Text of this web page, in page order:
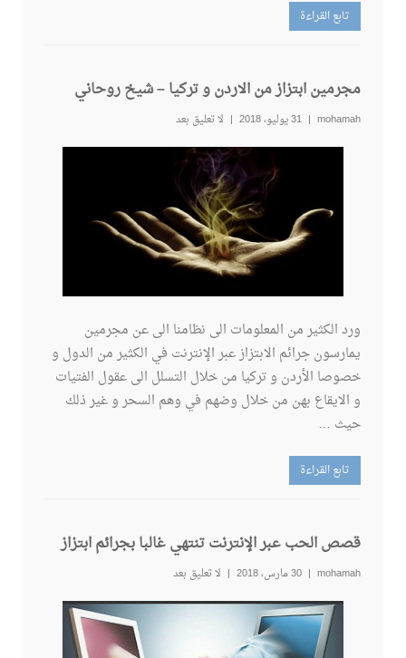
تابع القراءة
مجرمين ابتزاز من الاردن و تركيا – شيخ روحاني
mohamah 31 يوليو، 2018 لا تعليق بعد
ورد الكثير من المعلومات الى نظامنا الى عن مجرمين
يمارسون جرائم الابتزاز عبر الإنترنت في الكثير من الدول و
خصوصا الأردن و تركيا من خلال التسلل الى عقول الفتيات
و الايقاع بهن من خلال وضهم في وهم السحر و غير ذلك
حيث …
تابع القراءة
قصص الحب عبر الإنترنت تنتهي غالبا بجرائم ابتزاز
mohamah 30 مارس، 2018 لا تعليق بعد